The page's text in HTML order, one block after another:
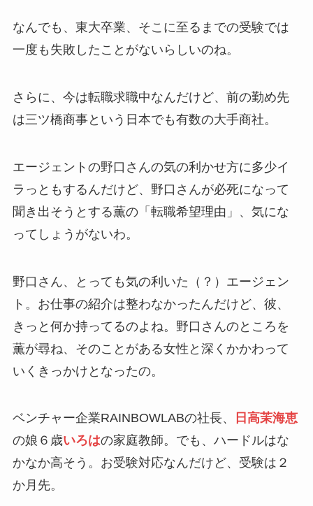
なんでも、東大卒業、そこに至るまでの受験では
一度も失敗したことがないらしいのね。
さらに、今は転職求職中なんだけど、前の勤め先
は三ツ橋商事という日本でも有数の大手商社。
エージェントの野口さんの気の利かせ方に多少イ
ラっともするんだけど、野口さんが必死になって
聞き出そうとする薫の「転職希望理由」、気にな
ってしょうがないわ。
野口さん、とっても気の利いた（？）エージェン
ト。お仕事の紹介は整わなかったんだけど、彼、
きっと何か持ってるのよね。野口さんのところを
薫が尋ね、そのことがある女性と深くかかわって
いくきっかけとなったの。
ベンチャー企業RAINBOWLABの社長、
日高茉海恵
の娘６歳いろはの家庭教師。でも、ハードルはな
かなか高そう。お受験対応なんだけど、受験は２
か月先。